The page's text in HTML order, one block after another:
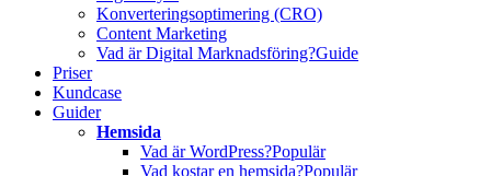
Konverteringsoptimering (CRO)
Content Marketing
Vad är Digital Marknadsföring?Guide
Priser
Kundcase
Guider
Hemsida
Vad är WordPress?Populär
Vad kostar en hemsida?Populär